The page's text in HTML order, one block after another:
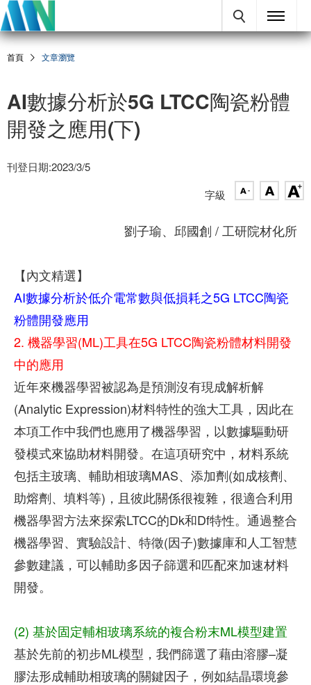
首頁 文章瀏覽
AI數據分析於5G LTCC陶瓷粉體
開發之應用(下)
刊登日期:2023/3/5
字級
劉子瑜、邱國創 / 工研院材化所
【內文精選】
AI數據分析於低介電常數與低損耗之5G LTCC陶瓷
粉體開發應用
2. 機器學習(ML)工具在5G LTCC陶瓷粉體材料開發
中的應用
近年來機器學習被認為是預測沒有現成解析解
(Analytic Expression)材料特性的強大工具，因此在
本項工作中我們也應用了機器學習，以數據驅動研
發模式來協助材料開發。在這項研究中，材料系統
包括主玻璃、輔助相玻璃MAS、添加劑(如成核劑、
助熔劑、填料等)，且彼此關係很複雜，很適合利用
機器學習方法來探索LTCC的Dk和Df特性。通過整合
機器學習、實驗設計、特徵(因子)數據庫和人工智慧
參數建議，可以輔助多因子篩選和匹配來加速材料
開發。
(2) 基於固定輔相玻璃系統的複合粉末ML模型建置
基於先前的初步ML模型，我們篩選了藉由溶膠–凝
膠法形成輔助相玻璃的關鍵因子，例如結晶環境參